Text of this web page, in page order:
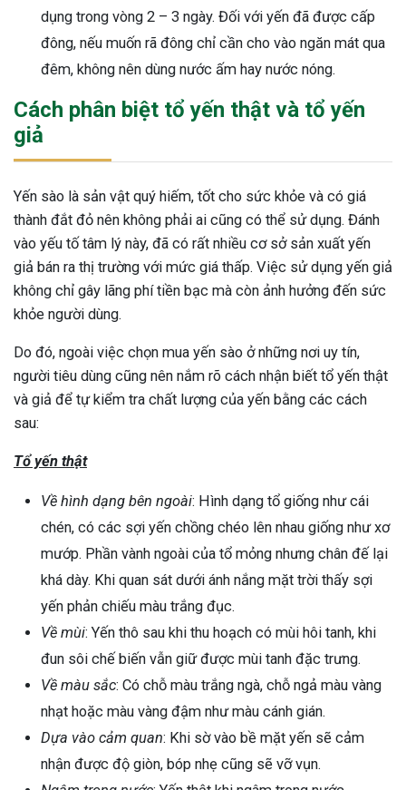
dụng trong vòng 2 – 3 ngày. Đối với yến đã được cấp
đông, nếu muốn rã đông chỉ cần cho vào ngăn mát qua
đêm, không nên dùng nước ấm hay nước nóng.
Cách phân biệt tổ yến thật và tổ yến
giả
Yến sào là sản vật quý hiếm, tốt cho sức khỏe và có giá
thành đắt đỏ nên không phải ai cũng có thể sử dụng. Đánh
vào yếu tố tâm lý này, đã có rất nhiều cơ sở sản xuất yến
giả bán ra thị trường với mức giá thấp. Việc sử dụng yến giả
không chỉ gây lãng phí tiền bạc mà còn ảnh hưởng đến sức
khỏe người dùng.
Do đó, ngoài việc chọn mua yến sào ở những nơi uy tín,
người tiêu dùng cũng nên nắm rõ cách nhận biết tổ yến thật
và giả để tự kiểm tra chất lượng của yến bằng các cách
sau:
Tổ yến thật
Về hình dạng bên ngoài: Hình dạng tổ giống như cái
chén, có các sợi yến chồng chéo lên nhau giống như xơ
mướp. Phần vành ngoài của tổ mỏng nhưng chân đế lại
khá dày. Khi quan sát dưới ánh nắng mặt trời thấy sợi
yến phản chiếu màu trắng đục.
Về mùi: Yến thô sau khi thu hoạch có mùi hôi tanh, khi
đun sôi chế biến vẫn giữ được mùi tanh đặc trưng.
Về màu sắc: Có chỗ màu trắng ngà, chỗ ngả màu vàng
nhạt hoặc màu vàng đậm như màu cánh gián.
Dựa vào cảm quan: Khi sờ vào bề mặt yến sẽ cảm
nhận được độ giòn, bóp nhẹ cũng sẽ vỡ vụn.